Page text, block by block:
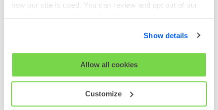
how our site is used. You can review and opt out of our
SHL Privacy Statement
Policy
Show details
Allow all cookies
Customize
Este tipo de prueba mide su capacidad para
diferentes conceptos, independientemente
de sus conocimientos previos.
El test de práctica no está disponible en
inglés por el momento.